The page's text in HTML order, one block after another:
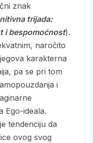
znak
trijada:
i bespomoćnost).
naročito
karakterna
pa se pri tom
i
Ego-ideala.
tendenciju da
ovog svog